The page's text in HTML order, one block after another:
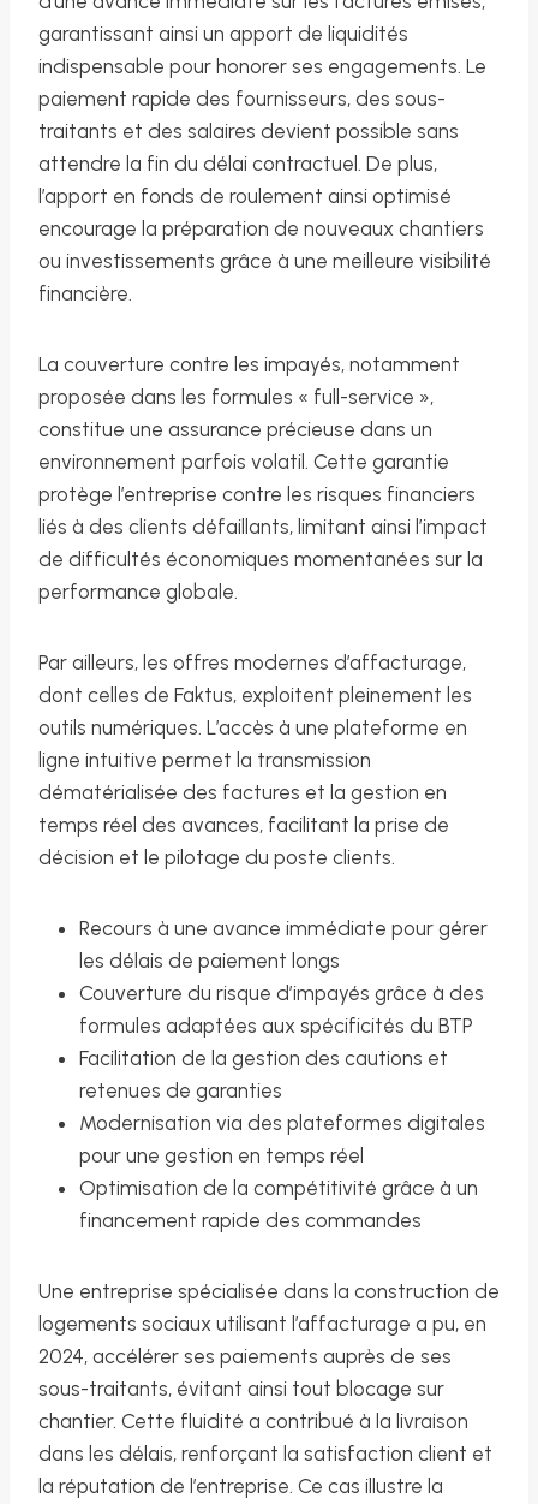
garantissant ainsi un apport de liquidités
indispensable pour honorer ses engagements. Le
paiement rapide des fournisseurs, des sous-
traitants et des salaires devient possible sans
attendre la fin du délai contractuel. De plus,
l’apport en fonds de roulement ainsi optimisé
encourage la préparation de nouveaux chantiers
ou investissements grâce à une meilleure visibilité
financière.
La couverture contre les impayés, notamment
proposée dans les formules « full-service »,
constitue une assurance précieuse dans un
environnement parfois volatil. Cette garantie
protège l’entreprise contre les risques financiers
liés à des clients défaillants, limitant ainsi l’impact
de difficultés économiques momentanées sur la
performance globale.
Par ailleurs, les offres modernes d’affacturage,
dont celles de Faktus, exploitent pleinement les
outils numériques. L’accès à une plateforme en
ligne intuitive permet la transmission
dématérialisée des factures et la gestion en
temps réel des avances, facilitant la prise de
décision et le pilotage du poste clients.
Recours à une avance immédiate pour gérer
les délais de paiement longs
Couverture du risque d’impayés grâce à des
formules adaptées aux spécificités du BTP
Facilitation de la gestion des cautions et
retenues de garanties
Modernisation via des plateformes digitales
pour une gestion en temps réel
Optimisation de la compétitivité grâce à un
financement rapide des commandes
Une entreprise spécialisée dans la construction de
logements sociaux utilisant l’affacturage a pu, en
2024, accélérer ses paiements auprès de ses
sous-traitants, évitant ainsi tout blocage sur
chantier. Cette fluidité a contribué à la livraison
dans les délais, renforçant la satisfaction client et
la réputation de l’entreprise. Ce cas illustre la